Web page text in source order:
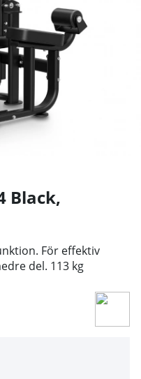
Black,
För effektiv
del. 113 kg